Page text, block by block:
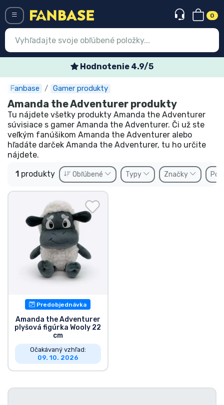
0
Hodnotenie 4.9/5
Fanbase Gamer produkty
Amanda the Adventurer produkty
Tu nájdete všetky produkty Amanda the Adventurer
súvisiace s gamer Amanda the Adventurer. Či už ste
veľkým fanúšikom Amanda the Adventurer alebo
hľadáte darček Amanda the Adventurer, tu ho určite
nájdete.
1 produkty Obľúbené Typy Značky
Predobjednávka
Amanda the Adventurer
plyšová figúrka Wooly 22
cm
Očakávaný vzhľad:
09. 10. 2026
Prihlásiť sa
Najnovšie
Akcie
Expresná preprava
Predobjednávky
Outlet produkty
Preprava a platba
Zoradiť podľa série
Zoradiť podľa karikatúry
Zoradiť podľa Anime
Zoradiť podľa hier